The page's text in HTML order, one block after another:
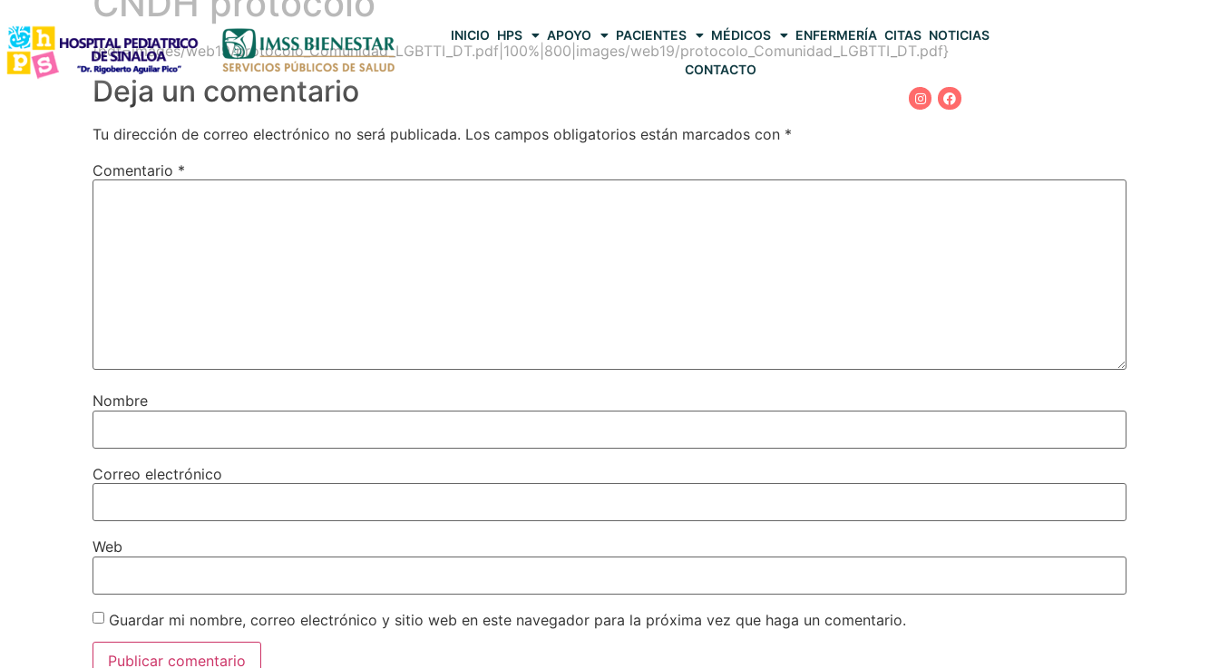
INICIO HPS APOYO PACIENTES MÉDICOS ENFERMERÍA CITAS NOTICIAS
CONTACTO
{pdf=images/web19/protocolo_Comunidad_LGBTTI_DT.pdf|100%|800|images/web19/protocolo_Comunidad_LGBTTI_DT.pdf}
Deja un comentario
Tu dirección de correo electrónico no será publicada. Los campos obligatorios están marcados con *
Comentario *
Nombre
Correo electrónico
Web
Guardar mi nombre, correo electrónico y sitio web en este navegador para la próxima vez que haga un comentario.